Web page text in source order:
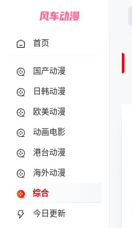
首页
国产动漫
日韩动漫
欧美动漫
动画电影
港台动漫
海外动漫
综合
今日更新